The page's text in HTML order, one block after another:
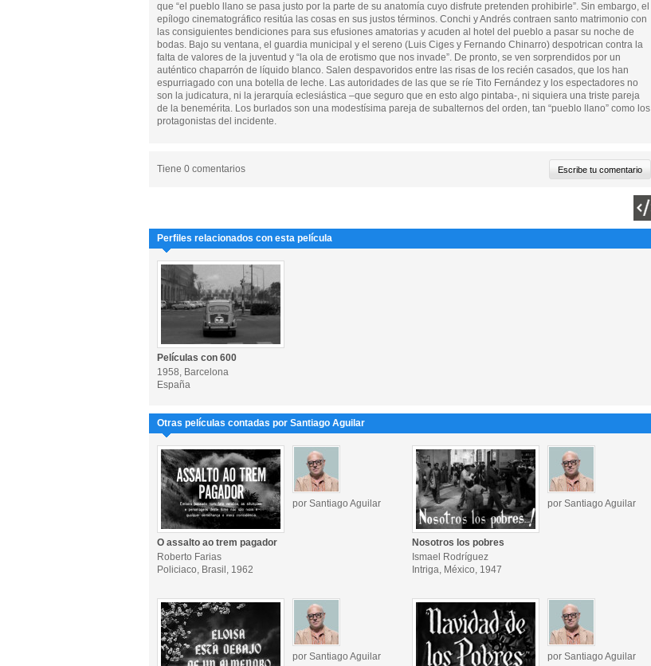
que “el pueblo llano se pasa justo por la parte de su anatomía cuyo disfrute pretenden prohibirle”. Sin embargo, el
epílogo cinematográfico resitúa las cosas en sus justos términos. Conchi y Andrés contraen santo matrimonio con
las consiguientes bendiciones para sus efusiones amatorias y acuden al hotel del pueblo a pasar su noche de
bodas. Bajo su ventana, el guardia municipal y el sereno (Luis Ciges y Fernando Chinarro) despotrican contra la
falta de valores de la juventud y “la ola de erotismo que nos invade”. De pronto, se ven sorprendidos por un
auténtico chaparrón de líquido blanco. Salen despavoridos entre las risas de los recién casados, que los han
espurriagado con una botella de leche. Las autoridades de las que se ríe Tito Fernández y los espectadores no
son la judicatura, ni la jerarquía eclesiástica –que seguro que en esto algo pintaba-, ni siquiera una triste pareja
de la benemérita. Los burlados son una modestísima pareja de subalternos del orden, tan “pueblo llano” como los
protagonistas del incidente.
Tiene 0 comentarios
Perfiles relacionados con esta película
Películas con 600
1958, Barcelona
España
Otras películas contadas por Santiago Aguilar
por Santiago Aguilar
O assalto ao trem pagador
Roberto Farias
Policiaco, Brasil, 1962
por Santiago Aguilar
Nosotros los pobres
Ismael Rodríguez
Intriga, México, 1947
por Santiago Aguilar por Santiago Aguilar